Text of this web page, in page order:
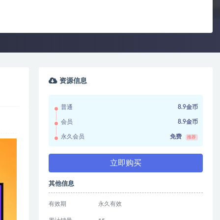
资源信息
普通 8.9金币
会员 8.9金币
永久会员 免费 推荐
立即购买
其他信息
有效期 永久有效